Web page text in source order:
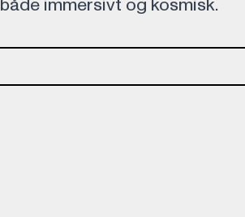
både immersivt og kosmisk.